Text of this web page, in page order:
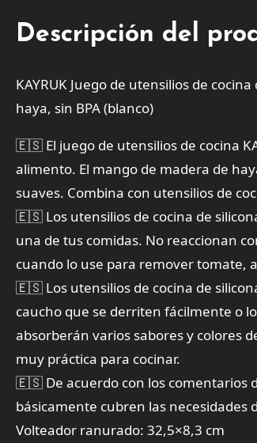
Descripción del
KAYRUK Juego de utensilios de
haya, sin BPA (blanco)
🇪🇸 El juego de utensilios de cocina
alimento. El mango de madera de
suaves. Combina con utensilios de
🇪🇸 Los utensilios de cocina de
una de tus comidas. No reaccionan
cuando lo use para remover tomate,
🇪🇸 Los utensilios de cocina de
caucho que se derriten fácilmente o
absorberán varios sabores y colores
muy práctica para cocinar.
🇪🇸 De acuerdo con los comentarios
básicamente cubren las necesidades
Volteador ranurado: 32,5×8,3 cm